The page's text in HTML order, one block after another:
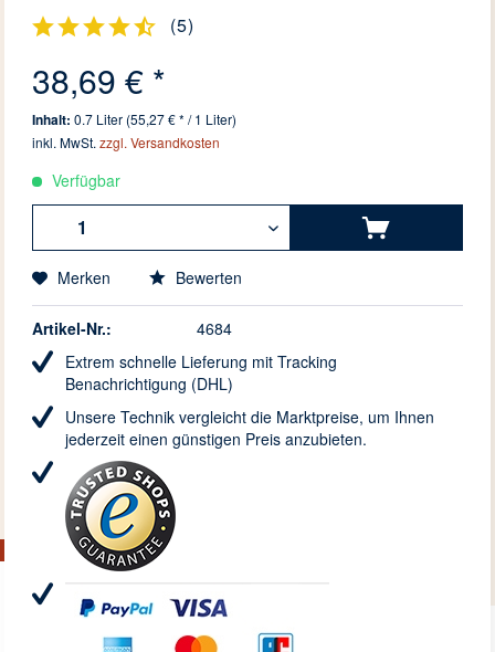
(5)
38,69 € *
Inhalt:0.7 Liter (55,27 € * / 1 Liter)
inkl. MwSt.zzgl. Versandkosten
Verfügbar
Merken Bewerten
Artikel-Nr.:
4684
Extrem schnelle Lieferung mit Tracking
Benachrichtigung (DHL)
Unsere Technik vergleicht die Marktpreise, um Ihnen
jederzeit einen günstigen Preis anzubieten.